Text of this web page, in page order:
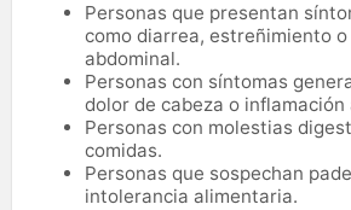
Personas que presentan
como diarrea, estreñimiento
abdominal.
Personas con síntomas
dolor de cabeza o
Personas con molestias
comidas.
Personas que sospechan
intolerancia alimentaria.